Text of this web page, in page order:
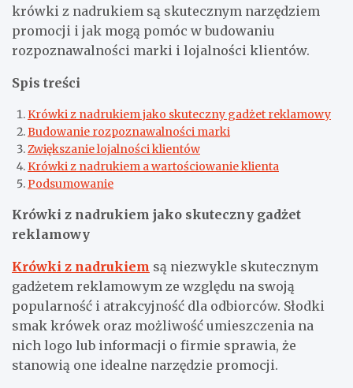
krówki z nadrukiem są skutecznym narzędziem
promocji i jak mogą pomóc w budowaniu
rozpoznawalności marki i lojalności klientów.
Spis treści
Krówki z nadrukiem jako skuteczny gadżet reklamowy
Budowanie rozpoznawalności marki
Zwiększanie lojalności klientów
Krówki z nadrukiem a wartościowanie klienta
Podsumowanie
Krówki z nadrukiem jako skuteczny gadżet
reklamowy
Krówki z nadrukiem są niezwykle skutecznym
gadżetem reklamowym ze względu na swoją
popularność i atrakcyjność dla odbiorców. Słodki
smak krówek oraz możliwość umieszczenia na
nich logo lub informacji o firmie sprawia, że
stanowią one idealne narzędzie promocji.